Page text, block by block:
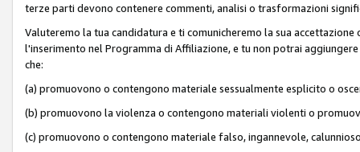
terze parti devono contenere commenti, analisi o trasformazioni
Valuteremo la tua candidatura e ti comunicheremo la sua
l'inserimento nel Programma di Affiliazione, e tu non potrai
che:
(a) promuovono o contengono materiale sessualmente esplicito o
(b) promuovono la violenza o contengono materiali violenti o
(c) promuovono o contengono materiale falso, ingannevole,